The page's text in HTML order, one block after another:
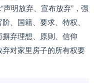
明放弃、宣布放弃”，强
、国籍、要求、特权、
弃理想、原则、信仰
对家里房子的所有权要